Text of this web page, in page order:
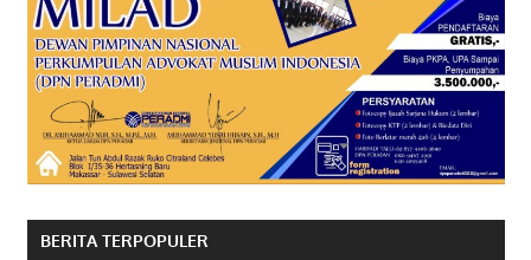
BERITA TERPOPULER